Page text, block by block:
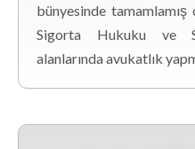
bünyesinde
Sigorta Hukuku ve
alanlarında avukatlık